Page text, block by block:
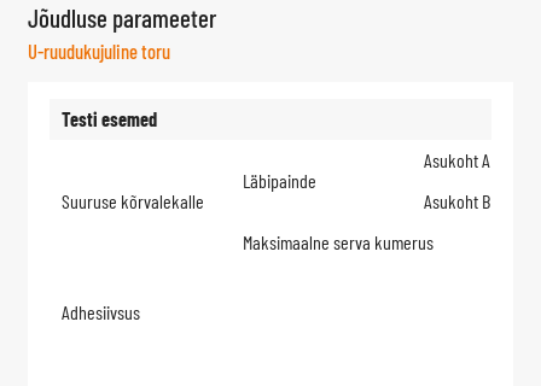
Jõudluse parameeter
U-ruudukujuline toru
Testi esemed
Suuruse kõrvalekalle
Läbipainde
Asukoht A
Asukoht B
Maksimaalne serva kumerus
Adhesiivsus